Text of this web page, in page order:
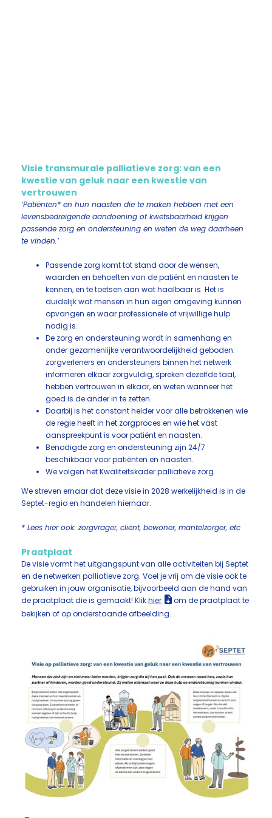
Visie transmurale palliatieve zorg: van een
kwestie van geluk naar een kwestie van
vertrouwen
‘Patiënten* en hun naasten die te maken hebben met een
levensbedreigende aandoening of kwetsbaarheid krijgen
passende zorg en ondersteuning en weten de weg daarheen
te vinden.’
Passende zorg komt tot stand door de wensen,
waarden en behoeften van de patiënt en naasten te
kennen, en te toetsen aan wat haalbaar is. Het is
duidelijk wat mensen in hun eigen omgeving kunnen
opvangen en waar professionele of vrijwillige hulp
nodig is.
De zorg en ondersteuning wordt in samenhang en
onder gezamenlijke verantwoordelijkheid geboden:
zorgverleners en ondersteuners binnen het netwerk
informeren elkaar zorgvuldig, spreken dezelfde taal,
hebben vertrouwen in elkaar, en weten wanneer het
goed is de ander in te zetten.
Daarbij is het constant helder voor alle betrokkenen wie
de regie heeft in het zorgproces en wie het vast
aanspreekpunt is voor patiënt en naasten.
Benodigde zorg en ondersteuning zijn 24/7
beschikbaar voor patiënten en naasten.
We volgen het Kwaliteitskader palliatieve zorg.
We streven ernaar dat deze visie in 2028 werkelijkheid is in de
Septet-regio en handelen hiernaar.
* Lees hier ook: zorgvrager, cliënt, bewoner, mantelzorger, etc
Praatplaat
De visie vormt het uitgangspunt van alle activiteiten bij Septet
en de netwerken palliatieve zorg. Voel je vrij om de visie ook te
gebruiken in jouw organisatie, bijvoorbeeld aan de hand van
de praatplaat die is gemaakt! Klikhier
om de praatplaat te
bekijken of op onderstaande afbeelding.